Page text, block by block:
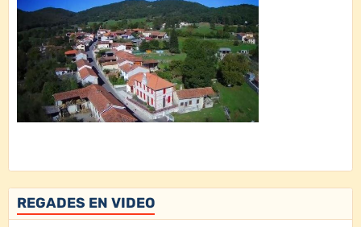
REGADES EN VIDEO